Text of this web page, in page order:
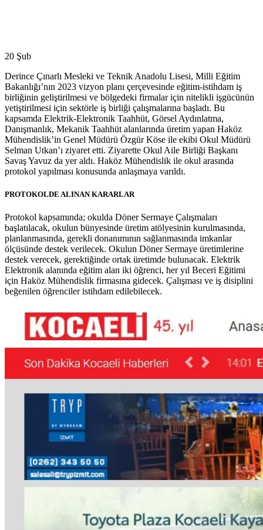
20 Şub
Derince Çınarlı Mesleki ve Teknik Anadolu Lisesi, Milli Eğitim
Bakanlığı’nın 2023 vizyon planı çerçevesinde eğitim-istihdam iş
birliğinin geliştirilmesi ve bölgedeki firmalar için nitelikli işgücünün
yetiştirilmesi için sektörle iş birliği çalışmalarına başladı. Bu
kapsamda Elektrik-Elektronik Taahhüt, Görsel Aydınlatma,
Danışmanlık, Mekanik Taahhüt alanlarında üretim yapan Haköz
Mühendislik’in Genel Müdürü Özgür Köse ile ekibi Okul Müdürü
Selman Utkan’ı ziyaret etti. Ziyarette Okul Aile Birliği Başkanı
Savaş Yavuz da yer aldı. Haköz Mühendislik ile okul arasında
protokol yapılması konusunda anlaşmaya varıldı.
PROTOKOLDE ALINAN KARARLAR
Protokol kapsamında; okulda Döner Sermaye Çalışmaları
başlatılacak, okulun bünyesinde üretim atölyesinin kurulmasında,
planlanmasında, gerekli donanımının sağlanmasında imkanlar
ölçüsünde destek verilecek. Okulun Döner Sermaye üretimlerine
destek verecek, gerektiğinde ortak üretimde bulunacak. Elektrik
Elektronik alanında eğitim alan iki öğrenci, her yıl Beceri Eğitimi
için Haköz Mühendislik firmasına gidecek. Çalışması ve iş disiplini
beğenilen öğrenciler istihdam edilebilecek.